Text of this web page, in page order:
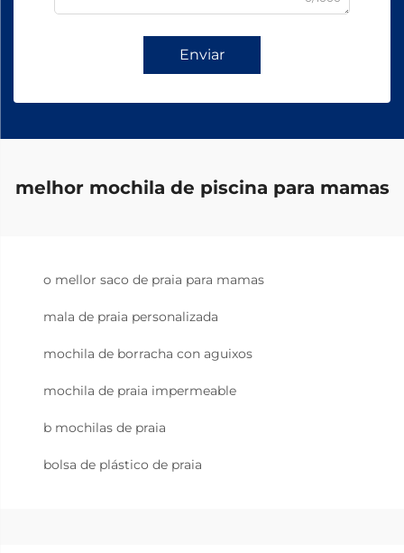
Enviar
melhor mochila de piscina para mamas
o mellor saco de praia para mamas
mala de praia personalizada
mochila de borracha con aguixos
mochila de praia impermeable
b mochilas de praia
bolsa de plástico de praia